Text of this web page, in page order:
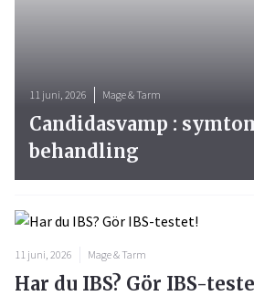
11 juni, 2026 Mage & Tarm
Har du IBS? Gör IBS-
11 juni, 2026 Mage & Tarm
Candidasvamp :
behandling